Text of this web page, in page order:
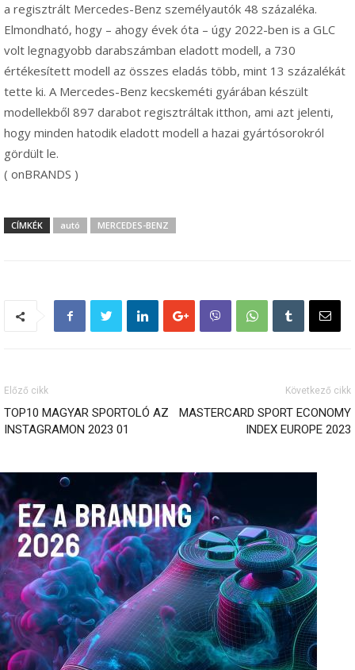
a regisztrált Mercedes-Benz személyautók 48 százaléka.
Elmondható, hogy – ahogy évek óta – úgy 2022-ben is a GLC
volt legnagyobb darabszámban eladott modell, a 730
értékesített modell az összes eladás több, mint 13 százalékát
tette ki. A Mercedes-Benz kecskeméti gyárában készült
modellekből 897 darabot regisztráltak itthon, ami azt jelenti,
hogy minden hatodik eladott modell a hazai gyártósorokról
gördült le.
( onBRANDS )
CÍMKÉK autó MERCEDES-BENZ
Előző cikk
TOP10 MAGYAR SPORTOLÓ AZ
INSTAGRAMON 2023 01
Következő cikk
MASTERCARD SPORT ECONOMY
INDEX EUROPE 2023